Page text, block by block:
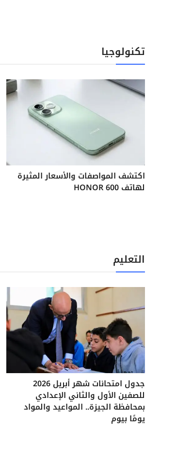
تكنولوجيا
اكتشف المواصفات والأسعار المثيرة
لهاتف HONOR 600
التعليم
جدول امتحانات شهر أبريل 2026
للصفين الأول والثاني الإعدادي
بمحافظة الجيزة.. المواعيد والمواد
يومًا بيوم